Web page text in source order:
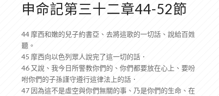
申命記第三十二章44-52節
44 摩西和嫩的兒子約書亞、去將這歌的一切話、說給百姓
聽。
45 摩西向以色列眾人說完了這一切的話．
46 又說、我今日所警教你們的、你們都要放在心上、要吩
咐你們的子孫謹守遵行這律法上的話．
47 因為這不是虛空與你們無關的事、乃是你們的生命、在